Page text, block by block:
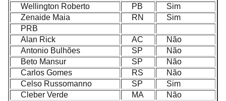
Wellington Roberto
PB
Sim
Zenaide Maia
RN
Sim
PRB
Alan Rick
AC
Não
Antonio Bulhões
SP
Não
Beto Mansur
SP
Não
Carlos Gomes
RS
Não
Celso Russomanno
SP
Sim
Cleber Verde
MA
Não